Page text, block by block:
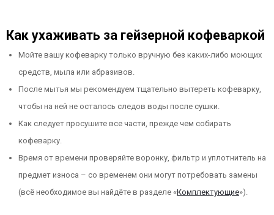
Как ухаживать за гейзерной кофеваркой
Мойте вашу кофеварку только вручную без каких-либо моющих
средств, мыла или абразивов.
После мытья мы рекомендуем тщательно вытереть кофеварку,
чтобы на ней не осталось следов воды после сушки.
Как следует просушите все части, прежде чем собирать
кофеварку.
Время от времени проверяйте воронку, фильтр и уплотнитель на
предмет износа – со временем они могут потребовать замены
(всё необходимое вы найдёте в разделе «Комплектующие»).